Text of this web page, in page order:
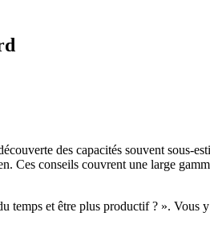
des capacités souvent sous-
Ces conseils couvrent une large
temps et être plus productif ? ». Vous